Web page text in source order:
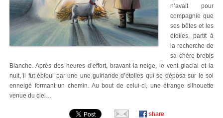
n’avait pour
compagnie que
ses bêtes et les
étoiles, partit à
la recherche de
sa chère brebis
Blanche. Après des heures d’effort, bravant la neige, le vent glacial et la
nuit, il fut ébloui par une une guirlande d’étoiles qui se déposa sur le sol
enneigé formant un chemin. Au bout de celui-ci, une étrange silhouette
venue du ciel…
share